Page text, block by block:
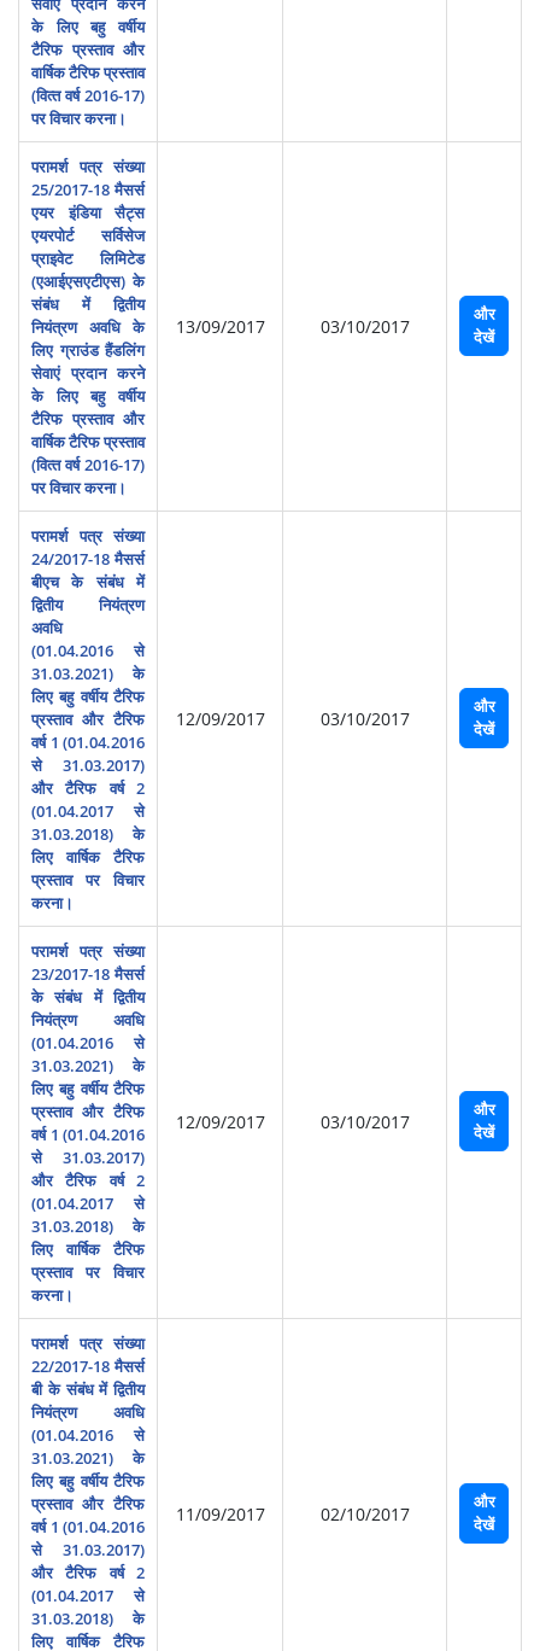
के लिए बहु वर्षीय
टैरिफ प्रस्‍ताव और
वार्षिक टैरिफ प्रस्‍ताव
(वित्‍त वर्ष 2016-17)
पर विचार करना।
परामर्श पत्र संख्या
25/2017-18 मैसर्स
एयर इं‍डिया सैट्स
एयरपोर्ट सर्विसेज
प्राइवेट लिमिटेड
(एआईएसएटीएस) के
संबंध में द्वितीय
नियंत्रण अवधि के
लिए ग्राउंड हैंडलिंग
सेवाएं प्रदान करने
के लिए बहु वर्षीय
टैरिफ प्रस्‍ताव और
वार्षिक टैरिफ प्रस्‍ताव
(वित्‍त वर्ष 2016-17)
पर विचार करना।
13/09/2017 03/10/2017
और
देखें
परामर्श पत्र संख्या
24/2017-18 मैसर्स
बीएच के संबंध में
द्वितीय नियंत्रण
अवधि
(01.04.2016 से
31.03.2021) के
लिए बहु वर्षीय टैरिफ
प्रस्‍ताव और टैरिफ
वर्ष 1 (01.04.2016
से 31.03.2017)
और टैरिफ वर्ष 2
(01.04.2017 से
31.03.2018) के
लिए वार्षिक टैरिफ
प्रस्‍ताव पर विचार
करना।
12/09/2017 03/10/2017
और
देखें
परामर्श पत्र संख्या
23/2017-18 मैसर्स
के संबंध में द्वितीय
नियंत्रण अवधि
(01.04.2016 से
31.03.2021) के
लिए बहु वर्षीय टैरिफ
प्रस्‍ताव और टैरिफ
वर्ष 1 (01.04.2016
से 31.03.2017)
और टैरिफ वर्ष 2
(01.04.2017 से
31.03.2018) के
लिए वार्षिक टैरिफ
प्रस्‍ताव पर विचार
करना।
12/09/2017 03/10/2017
और
देखें
परामर्श पत्र संख्या
22/2017-18 मैसर्स
बी के संबंध में द्वितीय
नियंत्रण अवधि
(01.04.2016 से
31.03.2021) के
लिए बहु वर्षीय टैरिफ
प्रस्‍ताव और टैरिफ
वर्ष 1 (01.04.2016
से 31.03.2017)
और टैरिफ वर्ष 2
(01.04.2017 से
31.03.2018) के
लिए वार्षिक टैरिफ
11/09/2017 02/10/2017
और
देखें